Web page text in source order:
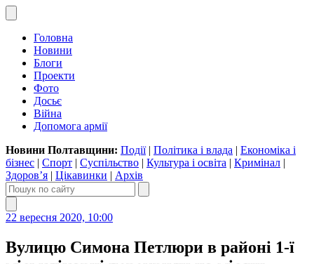
Головна
Новини
Блоги
Проекти
Фото
Досьє
Війна
Допомога армії
Новини Полтавщини: Події| Політика і влада | Економіка і
бізнес | Спорт | Суспільство | Культура і освіта | Кримінал |
Здоров’я | Цікавинки | Архів
22 вересня 2020, 10:00
Вулицю Симона Петлюри в районі 1-ї